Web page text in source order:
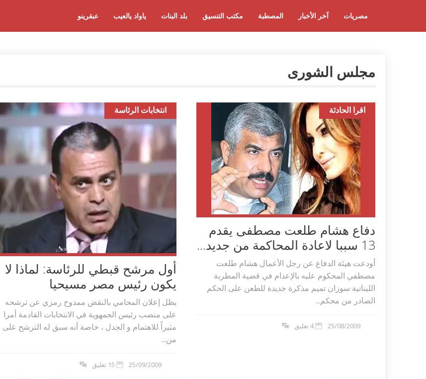
عبقرينو ياواد يالعيب بلد البنات مكتب التنسيق المصطبة آخر الأخبار مصريات
مجلس الشورى
انتخابات الرئاسة
أول مرشح قبطي للرئاسة: لماذا لا
يكون رئيس مصر مسيحيا
يظل إعلان المحامي بالنقض ممدوح رمزي عن ترشحه
على منصب رئيس الجمهوية في الانتخابات القادمة أمرا
مثيراً للاهتمام و الجدل ، خاصة أنه سبق له الترشح على
من...
25/09/2009 15 تعليق
اقرا الحادثة
دفاع هشام طلعت مصطفى يقدم
13 سببا لاعادة المحاكمة من جديد...
أودعت هيئة الدفاع عن رجل الأعمال هشام طلعت
مصطفي المحكوم عليه بالإعدام في قضية المطربة
اللبنانية سوزان تميم مذكرة جديدة للطعن على الحكم
الصادر من محكم...
25/08/2009 4 تعليق